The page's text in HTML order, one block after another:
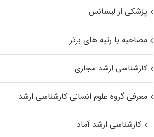
پزشکی از لیسانس
مصاحبه با رتبه های برتر
کارشناسی ارشد مجازی
معرفی گروه علوم انسانی کارشناسی ارشد
کارشناسی ارشد آماد